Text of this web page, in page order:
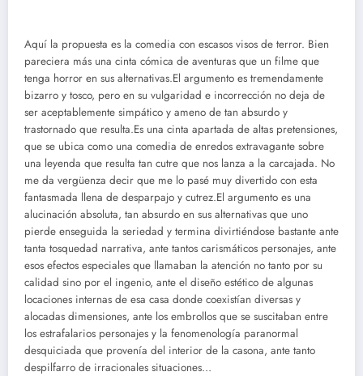
Aquí la propuesta es la comedia con escasos visos de terror. Bien
pareciera más una cinta cómica de aventuras que un filme que
tenga horror en sus alternativas.El argumento es tremendamente
bizarro y tosco, pero en su vulgaridad e incorrección no deja de
ser aceptablemente simpático y ameno de tan absurdo y
trastornado que resulta.Es una cinta apartada de altas pretensiones,
que se ubica como una comedia de enredos extravagante sobre
una leyenda que resulta tan cutre que nos lanza a la carcajada. No
me da vergüenza decir que me lo pasé muy divertido con esta
fantasmada llena de desparpajo y cutrez.El argumento es una
alucinación absoluta, tan absurdo en sus alternativas que uno
pierde enseguida la seriedad y termina divirtiéndose bastante ante
tanta tosquedad narrativa, ante tantos carismáticos personajes, ante
esos efectos especiales que llamaban la atención no tanto por su
calidad sino por el ingenio, ante el diseño estético de algunas
locaciones internas de esa casa donde coexistían diversas y
alocadas dimensiones, ante los embrollos que se suscitaban entre
los estrafalarios personajes y la fenomenología paranormal
desquiciada que provenía del interior de la casona, ante tanto
despilfarro de irracionales situaciones…